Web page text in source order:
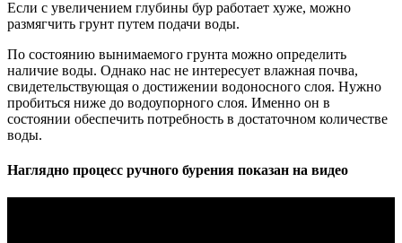
Если с увеличением глубины бур работает хуже, можно
размягчить грунт путем подачи воды.
По состоянию вынимаемого грунта можно определить
наличие воды. Однако нас не интересует влажная почва,
свидетельствующая о достижении водоносного слоя. Нужно
пробиться ниже до водоупорного слоя. Именно он в
состоянии обеспечить потребность в достаточном количестве
воды.
Наглядно процесс ручного бурения показан на видео